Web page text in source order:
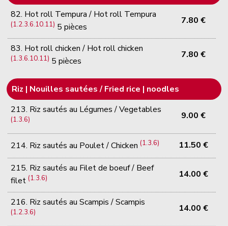
82. Hot roll Tempura / Hot roll Tempura
(1.2.3.6.10.11) 5 pièces
7.80 €
83. Hot roll chicken / Hot roll chicken
(1.3.6.10.11) 5 pièces
7.80 €
Riz | Nouilles sautées / Fried rice | noodles
213. Riz sautés au Légumes / Vegetables
(1.3.6) 9.00 €
214. Riz sautés au Poulet / Chicken(1.3.6) 11.50 €
215. Riz sautés au Filet de boeuf / Beef
filet(1.3.6) 14.00 €
216. Riz sautés au Scampis / Scampis
(1.2.3.6) 14.00 €